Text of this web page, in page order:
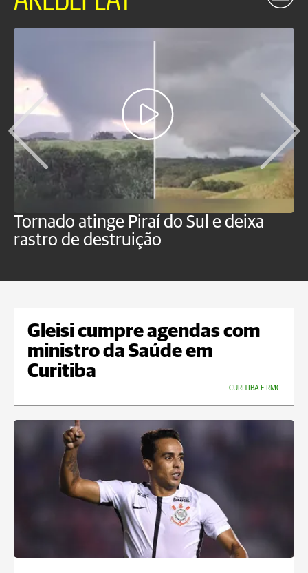
Tornado atinge Piraí do Sul e deixa
rastro de destruição
Gleisi cumpre agendas com
ministro da Saúde em
Curitiba
CURITIBA E RMC